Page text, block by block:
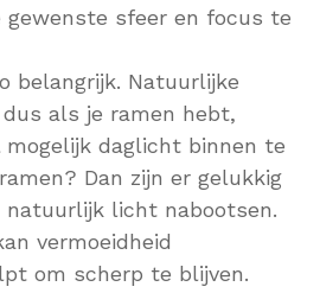
sfeer en focus te
belangrijk. Natuurlijke
als je ramen hebt,
mogelijk daglicht binnen te
Dan zijn er gelukkig
natuurlijk licht nabootsen.
vermoeidheid
om scherp te blijven.